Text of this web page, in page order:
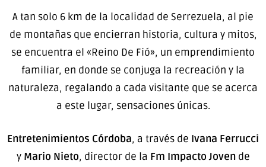
A tan solo 6 km de la localidad de Serrezuela, al pie
de montañas que encierran historia, cultura y mitos,
se encuentra el «Reino De Fió», un emprendimiento
familiar, en donde se conjuga la recreación y la
naturaleza, regalando a cada visitante que se acerca
a este lugar, sensaciones únicas.
Entretenimientos Córdoba, a través de Ivana Ferrucci
y Mario Nieto, director de la Fm Impacto Jovende